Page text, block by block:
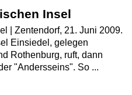
Insel
| Zentendorf, 21. Juni 2009.
Einsiedel, gelegen
Rothenburg, ruft, dann
"Andersseins". So ...